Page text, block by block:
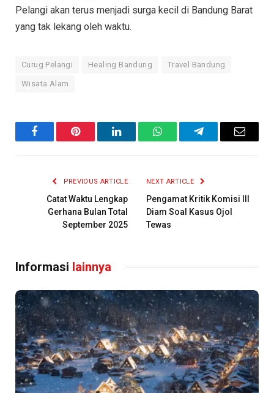
Pelangi akan terus menjadi surga kecil di Bandung Barat
yang tak lekang oleh waktu.
Curug Pelangi Healing Bandung Travel Bandung
Wisata Alam
FacebookPinterest LinkedInWhatsAppTelegramEmail
PREVIOUS ARTICLE
Catat Waktu Lengkap
Gerhana Bulan Total
September 2025
NEXT ARTICLE
Pengamat Kritik Komisi III
Diam Soal Kasus Ojol
Tewas
Informasi lainnya